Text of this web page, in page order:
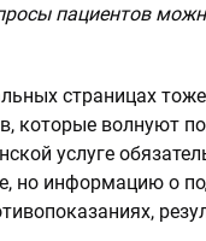
пациентов
страницах
которые волнуют
услуге
но информацию о